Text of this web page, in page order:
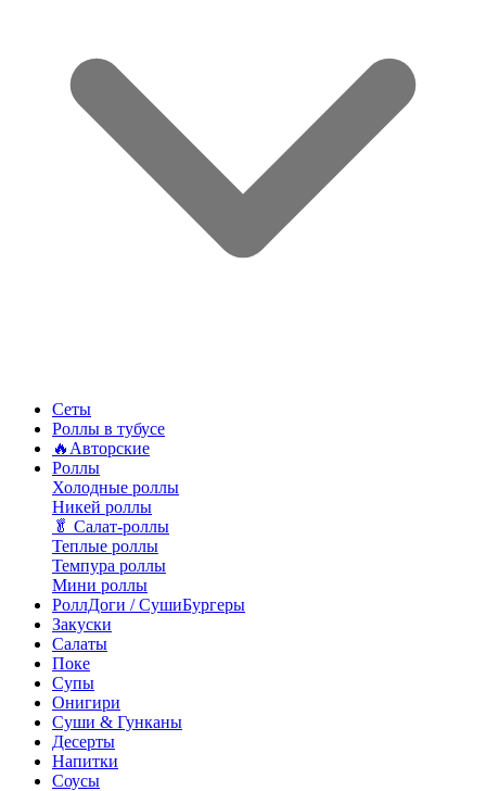
Сеты
Роллы в тубусе
🔥Авторские
Роллы
Холодные роллы
Никей роллы
🥬 Салат-роллы
Теплые роллы
Темпура роллы
Мини роллы
РоллДоги / СушиБургеры
Закуски
Салаты
Поке
Супы
Онигири
Суши & Гунканы
Десерты
Напитки
Соусы